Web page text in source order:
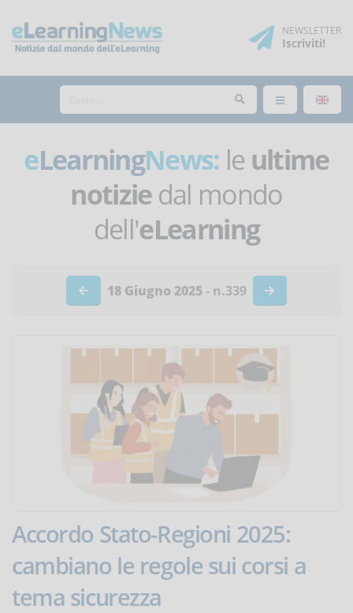
NEWSLETTER
Iscriviti!
eLearningNews: le ultime
notiziedal mondo
dell'eLearning
18 Giugno 2025- n.339
Accordo Stato-Regioni 2025:
cambiano le regole sui corsi a
tema sicurezza